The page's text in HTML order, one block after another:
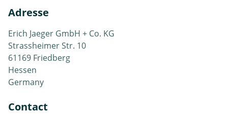
Adresse
Erich Jaeger GmbH + Co. KG
Strassheimer Str. 10
61169 Friedberg
Hessen
Germany
Contact